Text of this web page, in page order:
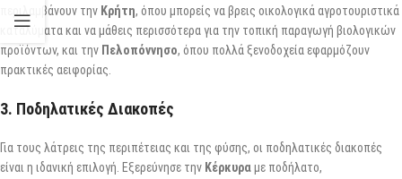
περιλαμβάνουν την Κρήτη, όπου μπορείς να βρεις οικολογικά αγροτουριστικά
καταλύματα και να μάθεις περισσότερα για την τοπική παραγωγή βιολογικών
προϊόντων, και την Πελοπόννησο, όπου πολλά ξενοδοχεία εφαρμόζουν
πρακτικές αειφορίας.
3. Ποδηλατικές Διακοπές
Για τους λάτρεις της περιπέτειας και της φύσης, οι ποδηλατικές διακοπές
είναι η ιδανική επιλογή. Εξερεύνησε την Κέρκυραμε ποδήλατο,